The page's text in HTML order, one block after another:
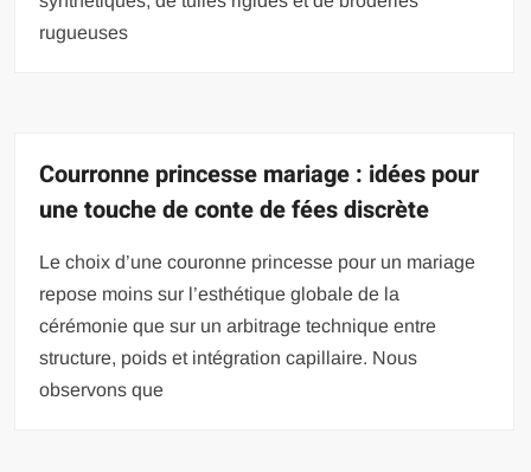
rugueuses
Courronne princesse mariage : idées pour
une touche de conte de fées discrète
Le choix d’une couronne princesse pour un mariage
repose moins sur l’esthétique globale de la
cérémonie que sur un arbitrage technique entre
structure, poids et intégration capillaire. Nous
observons que